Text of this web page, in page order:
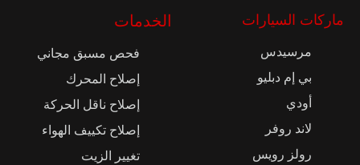
ماركات السيارات
مرسيدس
بي إم دبليو
أودي
لاند روفر
رولز رويس
الخدمات
فحص مسبق مجاني
إصلاح المحرك
إصلاح ناقل الحركة
إصلاح تكييف الهواء
تغيير الزيت